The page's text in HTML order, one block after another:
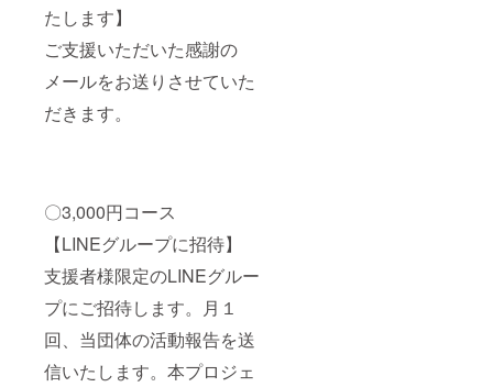
たします】
ご支援いただいた感謝の
メールをお送りさせていた
だきます。
〇3,000円コース
【LINEグループに招待】
支援者様限定のLINEグルー
プにご招待します。月１
回、当団体の活動報告を送
信いたします。本プロジェ